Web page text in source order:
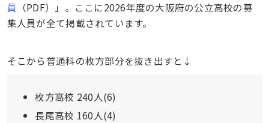
員
（PDF）」。ここに2026年度の大阪府の公立高校の募
集人員が全て掲載されています。
そこから普通科の枚方部分を抜き出すと↓
枚方高校 240人(6)
長尾高校 160人(4)